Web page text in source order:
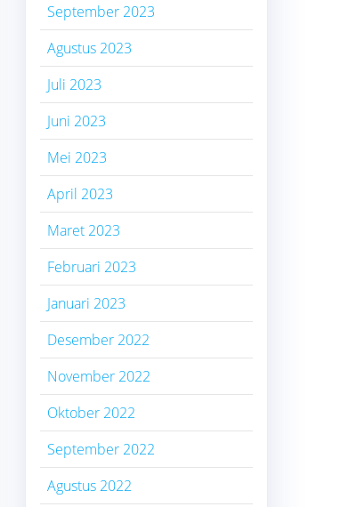
September 2023
Agustus 2023
Juli 2023
Juni 2023
Mei 2023
April 2023
Maret 2023
Februari 2023
Januari 2023
Desember 2022
November 2022
Oktober 2022
September 2022
Agustus 2022